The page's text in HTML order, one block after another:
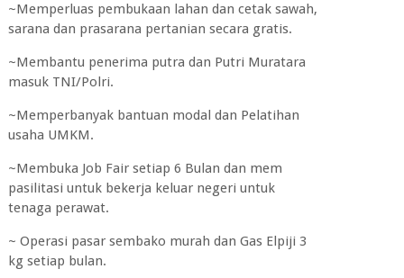
~Memperluas pembukaan lahan dan cetak sawah,
sarana dan prasarana pertanian secara gratis.
~Membantu penerima putra dan Putri Muratara
masuk TNI/Polri.
~Memperbanyak bantuan modal dan Pelatihan
usaha UMKM.
~Membuka Job Fair setiap 6 Bulan dan mem
pasilitasi untuk bekerja keluar negeri untuk
tenaga perawat.
~ Operasi pasar sembako murah dan Gas Elpiji 3
kg setiap bulan.